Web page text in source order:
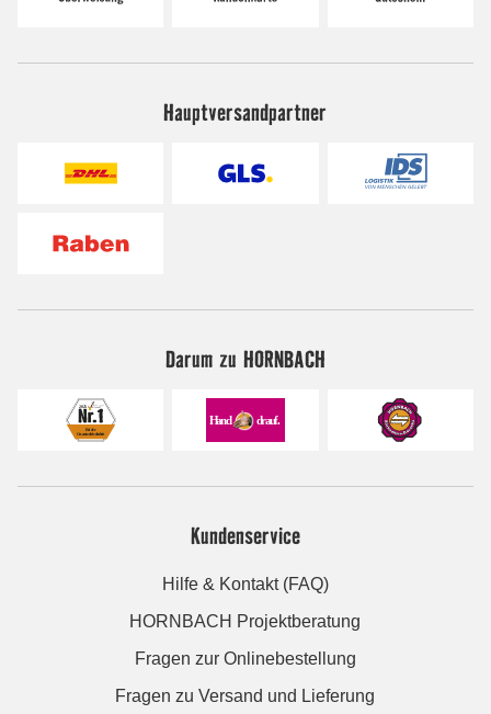
Hauptversandpartner
Darum zu HORNBACH
Kundenservice
Hilfe & Kontakt (FAQ)
HORNBACH Projektberatung
Fragen zur Onlinebestellung
Fragen zu Versand und Lieferung